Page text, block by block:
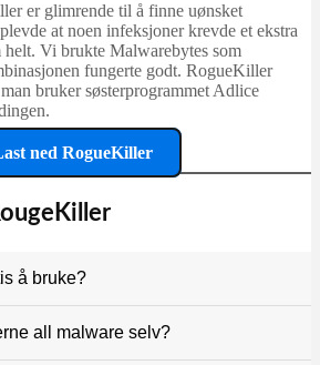
er glimrende til å finne uønsket
at noen infeksjoner krevde et ekstra
Vi brukte Malwarebytes som
fungerte godt. RogueKiller
bruker søsterprogrammet Adlice
ned RogueKiller
å bruke?
ned og brukes gratis. Det
all malware selv?